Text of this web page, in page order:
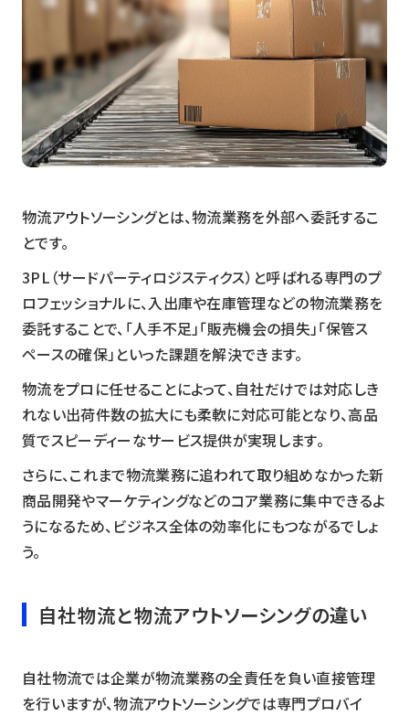
物流アウトソーシングとは、物流業務を外部へ委託するこ
とです。
3PL（サードパーティロジスティクス）と呼ばれる専門のプ
ロフェッショナルに、入出庫や在庫管理などの物流業務を
委託することで、「人手不足」「販売機会の損失」「保管ス
ペースの確保」といった課題を解決できます。
物流をプロに任せることによって、自社だけでは対応しき
れない出荷件数の拡大にも柔軟に対応可能となり、高品
質でスピーディーなサービス提供が実現します。
さらに、これまで物流業務に追われて取り組めなかった新
商品開発やマーケティングなどのコア業務に集中できるよ
うになるため、ビジネス全体の効率化にもつながるでしょ
う。
自社物流と物流アウトソーシングの違い
自社物流では企業が物流業務の全責任を負い直接管理
を行いますが、物流アウトソーシングでは専門プロバイ